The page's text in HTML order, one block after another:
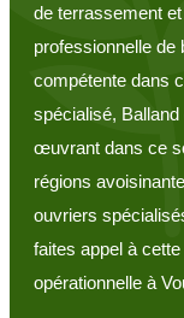
de terrassement
professionnelle de
compétente dans
spécialisé,
œuvrant dans ce
régions
ouvriers
faites appel à
opérationnelle à